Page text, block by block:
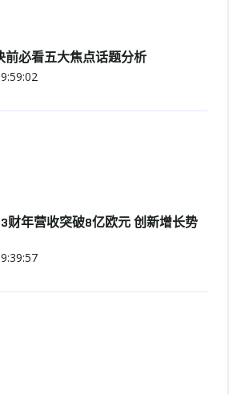
前必看五大焦点话题分析
财年营收突破8亿欧元 创新增长势